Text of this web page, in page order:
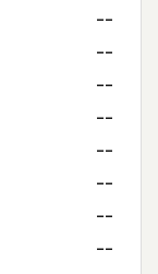
--
--
--
--
--
--
--
--